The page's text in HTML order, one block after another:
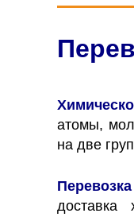
атомы,
на две
доставка